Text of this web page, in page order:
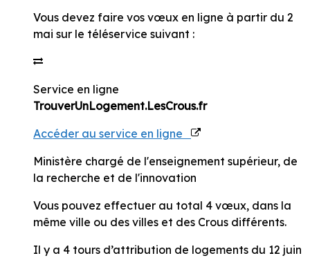
Vous devez faire vos vœux en ligne à partir du 2
mai sur le téléservice suivant :
Service en ligne
TrouverUnLogement.LesCrous.fr
Accéder au service en ligne
Ministère chargé de l'enseignement supérieur, de
la recherche et de l'innovation
Vous pouvez effectuer au total 4 vœux, dans la
même ville ou des villes et des Crous différents.
Il y a 4 tours d’attribution de logements du 12 juin